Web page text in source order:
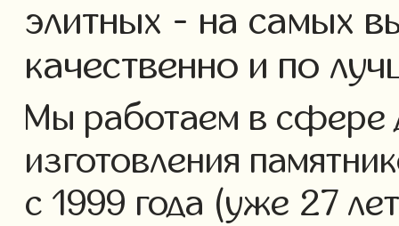
элитных - на самых
качественно и по
Мы работаем в сфере
изготовления
с 1999 года (уже 27